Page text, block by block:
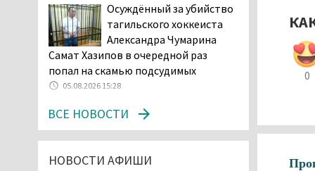
0
рельсов в Нижнем Тагиле
06.08.2026 14:25
Правительство РФ
разрешило производство
и продажу бензина класса
серы в 10 раз выше, чем в топливе
«Евро-5». Это опасно для здоровья и
повышает износ автомобиля
06.08.2026 13:53
Осуждённый за убийство
тагильского хоккеиста
Александра Чумарина
Самат Хазипов в очередной раз
попал на скамью подсудимых
05.08.2026 15:28
ВСЕ НОВОСТИ
НОВОСТИ АФИШИ